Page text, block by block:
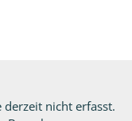
nicht erfasst.